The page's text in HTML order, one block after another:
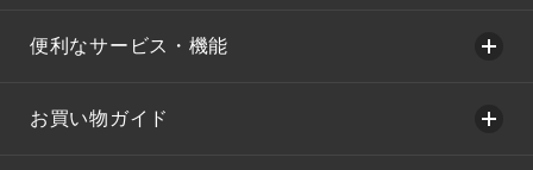
便利なサービス・機能
お買い物ガイド